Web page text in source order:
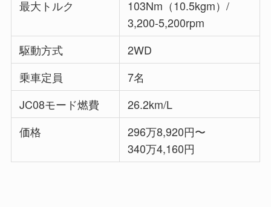
最大トルク
103Nm（10.5kgm）/
3,200-5,200rpm
駆動方式
2WD
乗車定員
7名
JC08モード燃費
26.2km/L
価格
296万8,920円〜
340万4,160円